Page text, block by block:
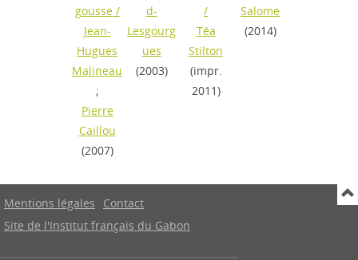
gousse/
Jean-
Hugues
Malineau
;
Pierre
Caillou
(2007)
d-
Lesgourg
ues
(2003)
/
Téa
Stilton
(impr.
2011)
Salome
(2014)
Mentions légales
Contact
Site de l'Institut français du Gabon